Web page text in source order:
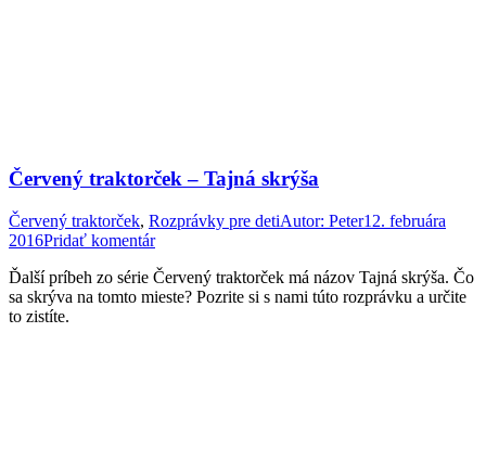
Červený traktorček – Tajná skrýša
Červený traktorček, Rozprávky pre detiAutor: Peter12. februára
2016Pridať komentár
Ďalší príbeh zo série Červený traktorček má názov Tajná skrýša. Čo
sa skrýva na tomto mieste? Pozrite si s nami túto rozprávku a určite
to zistíte.